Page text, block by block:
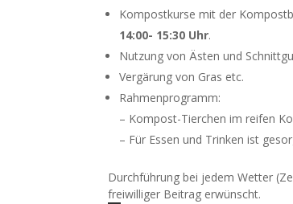
Kompostkurse mit der
14:00- 15:30 Uhr.
Nutzung von Ästen und
Vergärung von Gras etc.
Rahmenprogramm:
– Kompost-Tierchen im reifen
– Für Essen und Trinken ist
Durchführung bei jedem Wetter
freiwilliger Beitrag erwünscht.